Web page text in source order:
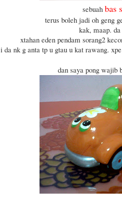
sebuah bas
terus boleh jadi oh geng
kak, maap.
xtahan eden pendam sorang2
i da nk g anta tp u gtau u kat rawang.
dan saya pong wajib